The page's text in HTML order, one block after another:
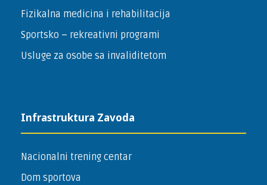
Fizikalna medicina i rehabilitacija
Sportsko – ­rekreativni programi
Usluge za osobe sa invaliditetom
Infrastruktura Zavoda
Nacionalni trening centar
Dom sportova